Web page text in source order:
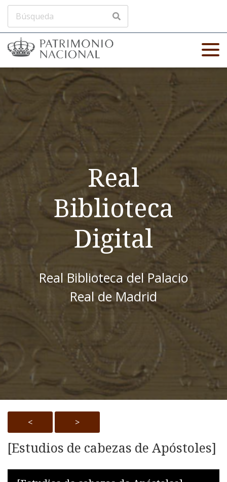
Real
Biblioteca
Digital
Real Biblioteca del Palacio
Real de Madrid
< >
[Estudios de cabezas de Apóstoles]